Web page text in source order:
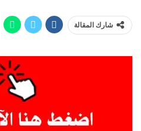
شارك المقالة